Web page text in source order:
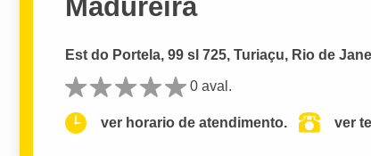
Madureira
Est do Portela, 99 sl 725, Turiaçu, Rio de
0 aval.
ver horario de atendimento. ver